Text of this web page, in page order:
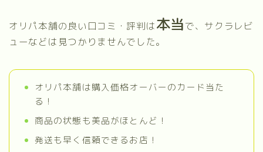
オリパ本舗の良い口コミ・評判は本当で、サクラレビ
ューなどは見つかりませんでした。
オリパ本舗は購入価格オーバーのカード当た
る！
商品の状態も美品がほとんど！
発送も早く信頼できるお店！